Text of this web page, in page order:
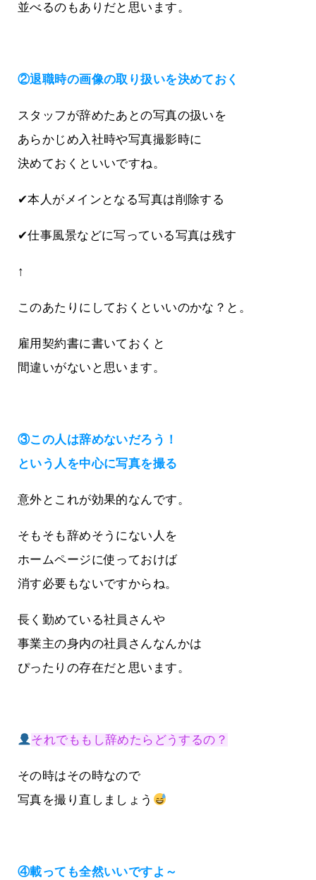
並べるのもありだと思います。
②退職時の画像の取り扱いを決めておく
スタッフが辞めたあとの写真の扱いを
あらかじめ入社時や写真撮影時に
決めておくといいですね。
✔本人がメインとなる写真は削除する
✔仕事風景などに写っている写真は残す
↑
このあたりにしておくといいのかな？と。
雇用契約書に書いておくと
間違いがないと思います。
③この人は辞めないだろう！
という人を中心に写真を撮る
意外とこれが効果的なんです。
そもそも辞めそうにない人を
ホームページに使っておけば
消す必要もないですからね。
長く勤めている社員さんや
事業主の身内の社員さんなんかは
ぴったりの存在だと思います。
それでももし辞めたらどうするの？
その時はその時なので
写真を撮り直しましょう
④載っても全然いいですよ～